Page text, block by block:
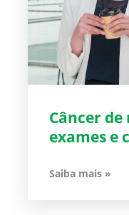
Câncer
exames e
Saiba mais »